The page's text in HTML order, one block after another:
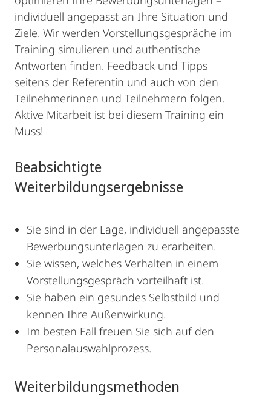
individuell angepasst an Ihre Situation und
Ziele. Wir werden Vorstellungsgespräche im
Training simulieren und authentische
Antworten finden. Feedback und Tipps
seitens der Referentin und auch von den
Teilnehmerinnen und Teilnehmern folgen.
Aktive Mitarbeit ist bei diesem Training ein
Muss!
Beabsichtigte
Weiterbildungsergebnisse
Sie sind in der Lage, individuell angepasste
Bewerbungsunterlagen zu erarbeiten.
Sie wissen, welches Verhalten in einem
Vorstellungsgespräch vorteilhaft ist.
Sie haben ein gesundes Selbstbild und
kennen Ihre Außenwirkung.
Im besten Fall freuen Sie sich auf den
Personalauswahlprozess.
Weiterbildungsmethoden